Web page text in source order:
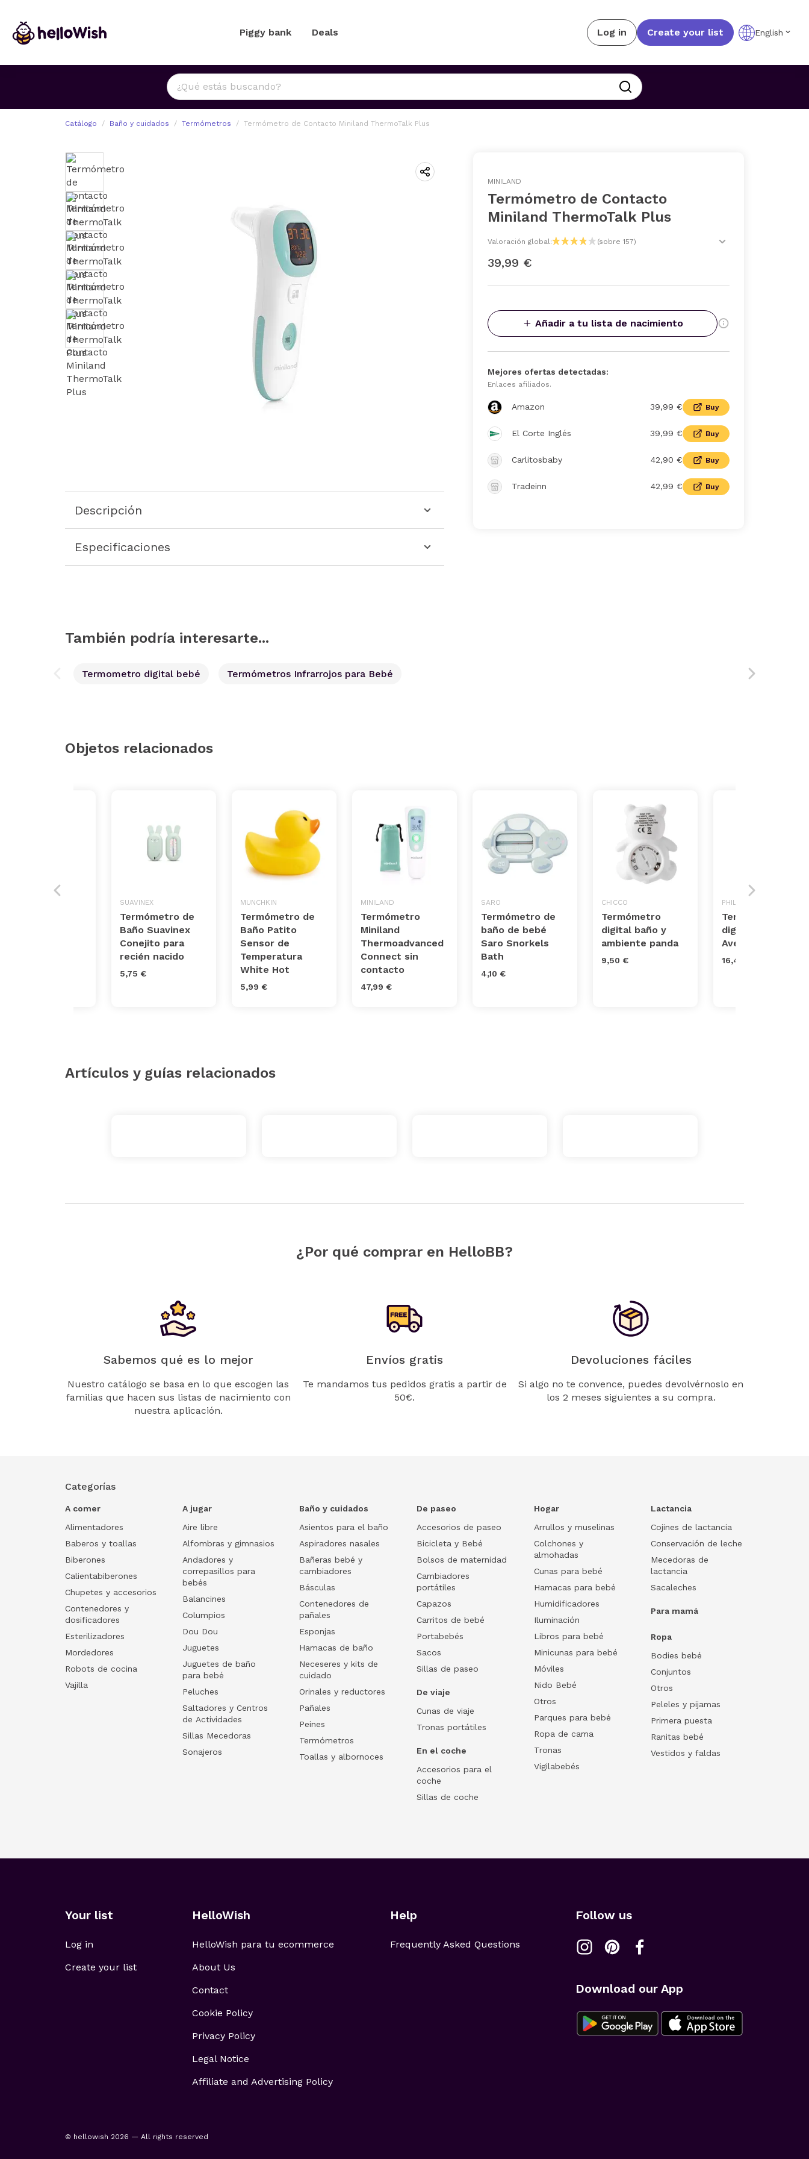
Piggy bank Deals Log in Create your list English
Catálogo Baño y cuidados Termómetros Termómetro de Contacto Miniland ThermoTalk Plus
Descripción
Especificaciones
MINILAND
Termómetro de Contacto
Miniland ThermoTalk Plus
Valoración global: (sobre 157)
39,99 €
Añadir a tu lista de nacimiento
Mejores ofertas detectadas:
Enlaces afiliados.
Amazon 39,99 € Buy
El Corte Inglés 39,99 € Buy
Carlitosbaby 42,90 € Buy
Tradeinn 42,99 € Buy
También podría interesarte...
Termometro digital bebé Termómetros Infrarrojos para Bebé
Objetos relacionados
SUAVINEX
Termómetro de
Baño Suavinex
Conejito para
recién nacido
5,75 €
MUNCHKIN
Termómetro de
Baño Patito
Sensor de
Temperatura
White Hot
5,99 €
MINILAND
Termómetro
Miniland
Thermoadvanced
Connect sin
contacto
47,99 €
SARO
Termómetro de
baño de bebé
Saro Snorkels
Bath
4,10 €
CHICCO
Termómetro
digital baño y
ambiente panda
9,50 €
PHILIPS
Termómetro
digital Philips
Avent
16,45 €
Artículos y guías relacionados
¿Por qué comprar en HelloBB?
Sabemos qué es lo mejor
Nuestro catálogo se basa en lo que escogen las
familias que hacen sus listas de nacimiento con
nuestra aplicación.
Envíos gratis
Te mandamos tus pedidos gratis a partir de
50€.
Devoluciones fáciles
Si algo no te convence, puedes devolvérnoslo en
los 2 meses siguientes a su compra.
Categorías
A comer
Alimentadores
Baberos y toallas
Biberones
Calientabiberones
Chupetes y accesorios
Contenedores y
dosificadores
Esterilizadores
Mordedores
Robots de cocina
Vajilla
A jugar
Aire libre
Alfombras y gimnasios
Andadores y
correpasillos para
bebés
Balancines
Columpios
Dou Dou
Juguetes
Juguetes de baño
para bebé
Peluches
Saltadores y Centros
de Actividades
Sillas Mecedoras
Sonajeros
Baño y cuidados
Asientos para el baño
Aspiradores nasales
Bañeras bebé y
cambiadores
Básculas
Contenedores de
pañales
Esponjas
Hamacas de baño
Neceseres y kits de
cuidado
Orinales y reductores
Pañales
Peines
Termómetros
Toallas y albornoces
De paseo
Accesorios de paseo
Bicicleta y Bebé
Bolsos de maternidad
Cambiadores
portátiles
Capazos
Carritos de bebé
Portabebés
Sacos
Sillas de paseo
De viaje
Cunas de viaje
Tronas portátiles
En el coche
Accesorios para el
coche
Sillas de coche
Hogar
Arrullos y muselinas
Colchones y
almohadas
Cunas para bebé
Hamacas para bebé
Humidificadores
Iluminación
Libros para bebé
Minicunas para bebé
Móviles
Nido Bebé
Otros
Parques para bebé
Ropa de cama
Tronas
Vigilabebés
Lactancia
Cojines de lactancia
Conservación de leche
Mecedoras de
lactancia
Sacaleches
Para mamá
Ropa
Bodies bebé
Conjuntos
Otros
Peleles y pijamas
Primera puesta
Ranitas bebé
Vestidos y faldas
Your list
Log in
Create your list
HelloWish
HelloWish para tu ecommerce
About Us
Contact
Cookie Policy
Privacy Policy
Legal Notice
Affiliate and Advertising Policy
Help
Frequently Asked Questions
Follow us
Download our App
© hellowish 2026 — All rights reserved